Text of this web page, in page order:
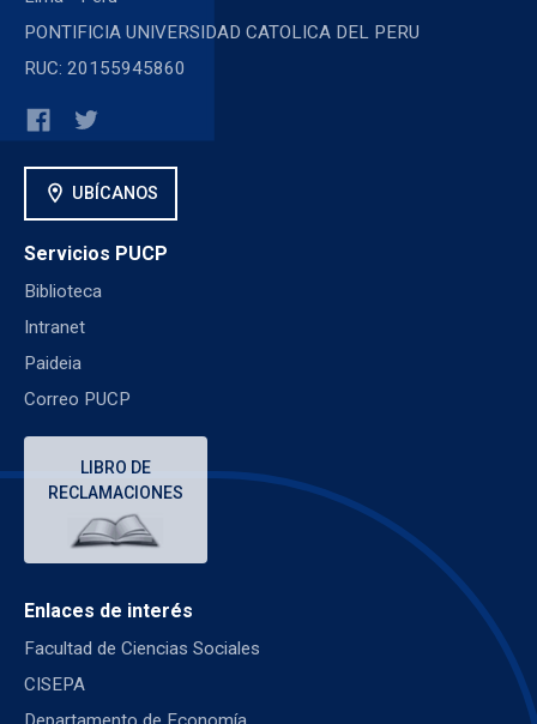
PONTIFICIA UNIVERSIDAD CATOLICA DEL PERU
RUC: 20155945860
location_on UBÍCANOS
Servicios PUCP
Biblioteca
Intranet
Paideia
Correo PUCP
LIBRO DE
RECLAMACIONES
Enlaces de interés
Facultad de Ciencias Sociales
CISEPA